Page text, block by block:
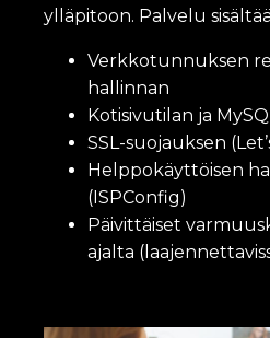
ylläpitoon. Palvelu
Verkkotunnuksen
hallinnan
Kotisivutilan ja
SSL-suojauksen
Helppokäyttöisen
(ISPConfig)
Päivittäiset
ajalta